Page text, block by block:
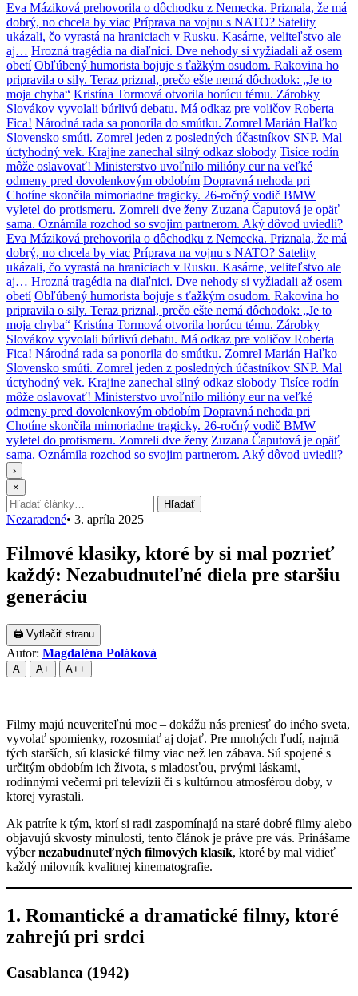
Eva Máziková prehovorila o dôchodku z Nemecka. Priznala, že má
dobrý, no chcela by viac Príprava na vojnu s NATO? Satelity
ukázali, čo vyrastá na hraniciach v Rusku. Kasárne, veliteľstvo ale
aj… Hrozná tragédia na diaľnici. Dve nehody si vyžiadali až osem
obetí Obľúbený humorista bojuje s ťažkým osudom. Rakovina ho
pripravila o sily. Teraz priznal, prečo ešte nemá dôchodok: „Je to
moja chyba“ Kristína Tormová otvorila horúcu tému. Zárobky
Slovákov vyvolali búrlivú debatu. Má odkaz pre voličov Roberta
Fica! Národná rada sa ponorila do smútku. Zomrel Marián Haľko
Slovensko smúti. Zomrel jeden z posledných účastníkov SNP. Mal
úctyhodný vek. Krajine zanechal silný odkaz slobody Tisíce rodín
môže oslavovať! Ministerstvo uvoľnilo milióny eur na veľké
odmeny pred dovolenkovým obdobím Dopravná nehoda pri
Chotíne skončila mimoriadne tragicky. 26-ročný vodič BMW
vyletel do protismeru. Zomreli dve ženy Zuzana Čaputová je opäť
sama. Oznámila rozchod so svojim partnerom. Aký dôvod uviedli?
Eva Máziková prehovorila o dôchodku z Nemecka. Priznala, že má
dobrý, no chcela by viac Príprava na vojnu s NATO? Satelity
ukázali, čo vyrastá na hraniciach v Rusku. Kasárne, veliteľstvo ale
aj… Hrozná tragédia na diaľnici. Dve nehody si vyžiadali až osem
obetí Obľúbený humorista bojuje s ťažkým osudom. Rakovina ho
pripravila o sily. Teraz priznal, prečo ešte nemá dôchodok: „Je to
moja chyba“ Kristína Tormová otvorila horúcu tému. Zárobky
Slovákov vyvolali búrlivú debatu. Má odkaz pre voličov Roberta
Fica! Národná rada sa ponorila do smútku. Zomrel Marián Haľko
Slovensko smúti. Zomrel jeden z posledných účastníkov SNP. Mal
úctyhodný vek. Krajine zanechal silný odkaz slobody Tisíce rodín
môže oslavovať! Ministerstvo uvoľnilo milióny eur na veľké
odmeny pred dovolenkovým obdobím Dopravná nehoda pri
Chotíne skončila mimoriadne tragicky. 26-ročný vodič BMW
vyletel do protismeru. Zomreli dve ženy Zuzana Čaputová je opäť
sama. Oznámila rozchod so svojim partnerom. Aký dôvod uviedli?
›
×
Hľadať: Hľadať
Nezaradené• 3. apríla 2025
Filmové klasiky, ktoré by si mal pozrieť
každý: Nezabudnuteľné diela pre staršiu
generáciu
🖨 Vytlačiť stranu
Autor: Magdaléna Poláková
A A+ A++
Filmy majú neuveriteľnú moc – dokážu nás preniesť do iného sveta,
vyvolať spomienky, rozosmiať aj dojať. Pre mnohých ľudí, najmä
tých starších, sú klasické filmy viac než len zábava. Sú spojené s
určitým obdobím ich života, s mladosťou, prvými láskami,
rodinnými večermi pri televízii či s kultúrnou atmosférou doby, v
ktorej vyrastali.
Ak patríte k tým, ktorí si radi zaspomínajú na staré dobré filmy alebo
objavujú skvosty minulosti, tento článok je práve pre vás. Prinášame
výbernezabudnuteľných filmových klasík, ktoré by mal vidieť
každý milovník kvalitnej kinematografie.
1. Romantické a dramatické filmy, ktoré
zahrejú pri srdci
Casablanca (1942)